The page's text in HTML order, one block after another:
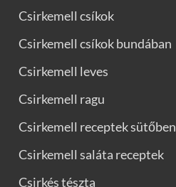
Csirkemell csíkok
Csirkemell csíkok bundában
Csirkemell leves
Csirkemell ragu
Csirkemell receptek sütőben
Csirkemell saláta receptek
Csirkés tészta